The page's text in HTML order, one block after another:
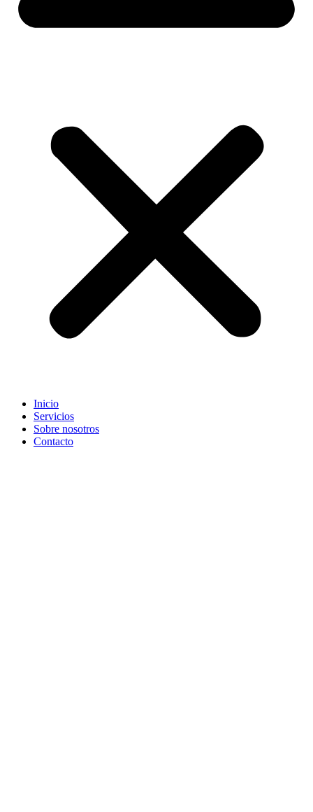
Inicio
Servicios
Sobre nosotros
Contacto